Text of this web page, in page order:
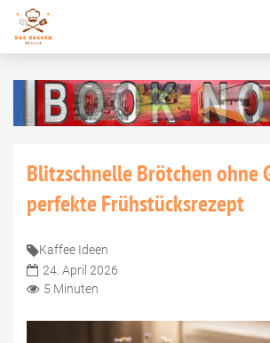
Blitzschnelle Brötchen ohne
perfekte Frühstücksrezept
Kaffee Ideen
24. April 2026
5 Minuten